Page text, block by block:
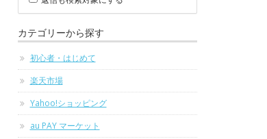
カテゴリーから探す
初心者・はじめて
楽天市場
Yahoo!ショッピング
au PAY マーケット